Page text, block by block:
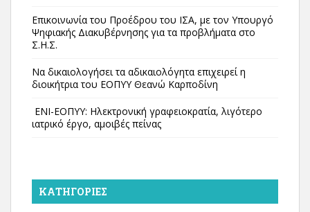
Επικοινωνία του Προέδρου του ΙΣΑ, με τον Υπουργό
Ψηφιακής Διακυβέρνησης για τα προβλήματα στο
Σ.Η.Σ.
Να δικαιολογήσει τα αδικαιολόγητα επιχειρεί η
διοικήτρια του ΕΟΠΥΥ Θεανώ Καρποδίνη
ΕΝΙ-ΕΟΠΥΥ: Ηλεκτρονική γραφειοκρατία, λιγότερο
ιατρικό έργο, αμοιβές πείνας
KΑΤΗΓΟΡΊΕΣ